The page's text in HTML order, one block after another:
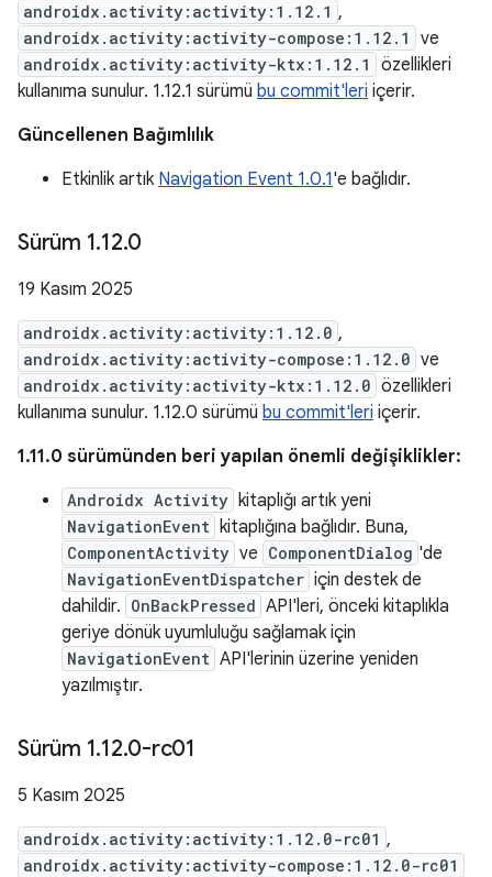
androidx.activity:activity:1.12.1 ,
androidx.activity:activity-compose:1.12.1 ve
androidx.activity:activity-ktx:1.12.1
özellikleri
kullanıma sunulur. 1.12.1 sürümü bu commit'leri içerir.
Güncellenen Bağımlılık
Etkinlik artık Navigation Event 1.0.1'e bağlıdır.
Sürüm 1.12.0
19 Kasım 2025
androidx.activity:activity:1.12.0 ,
androidx.activity:activity-compose:1.12.0 ve
androidx.activity:activity-ktx:1.12.0 özellikleri
kullanıma sunulur. 1.12.0 sürümü bu commit'leri içerir.
1.11.0 sürümünden beri yapılan önemli değişiklikler:
Androidx Activity kitaplığı artık yeni
NavigationEvent kitaplığına bağlıdır. Buna,
ComponentActivity ve ComponentDialog 'de
NavigationEventDispatcher için destek de
dahildir. OnBackPressed API'leri, önceki kitaplıkla
geriye dönük uyumluluğu sağlamak için
NavigationEvent API'lerinin üzerine yeniden
yazılmıştır.
Sürüm 1.12.0-rc01
5 Kasım 2025
androidx.activity:activity:1.12.0-rc01 ,
androidx.activity:activity-compose:1.12.0-rc01